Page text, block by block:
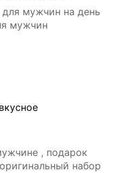
мужчин на день
мужчин
, подарок
набор